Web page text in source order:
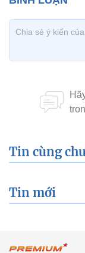
Tin cùng
Tin mới